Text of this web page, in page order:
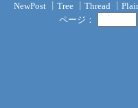
NewPost Tree Thread
ページ：